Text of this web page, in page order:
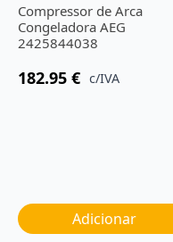
Compressor de Arca
Congeladora AEG
2425844038
182.95 € c/IVA
Adicionar